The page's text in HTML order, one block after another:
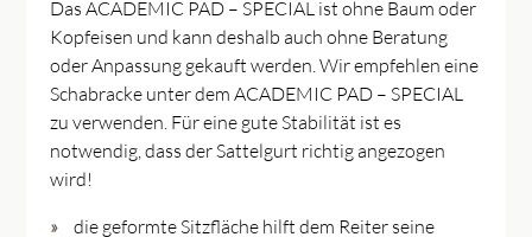
Das ACADEMIC PAD – SPECIAL ist ohne Baum oder
Kopfeisen und kann deshalb auch ohne Beratung
oder Anpassung gekauft werden. Wir empfehlen eine
Schabracke unter dem ACADEMIC PAD – SPECIAL
zu verwenden. Für eine gute Stabilität ist es
notwendig, dass der Sattelgurt richtig angezogen
wird!
die geformte Sitzfläche hilft dem Reiter seine